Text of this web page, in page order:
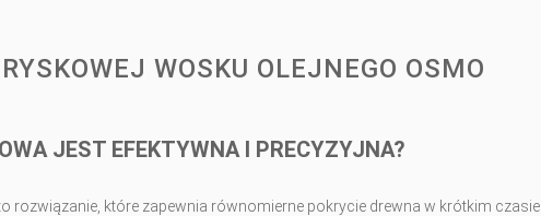
WOSKU OLEJNEGO OSMO
JEST EFEKTYWNA I PRECYZYJNA?
które zapewnia równomierne pokrycie drewna w krótkim